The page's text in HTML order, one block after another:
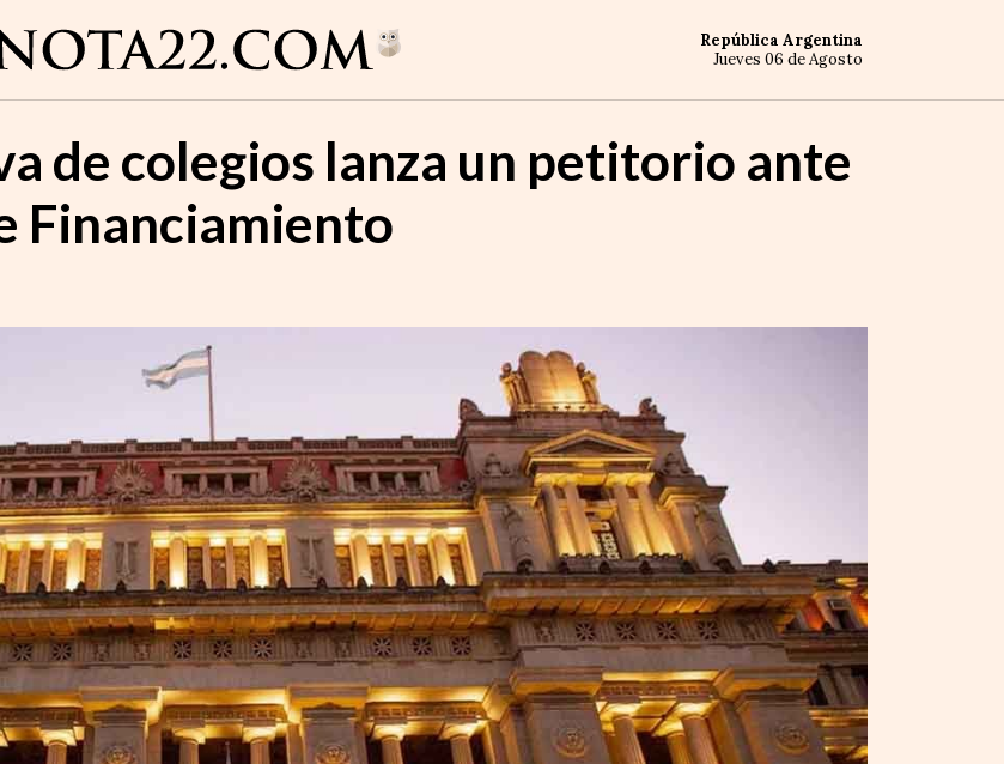
República Argentina
Jueves 06 de Agosto
de colegios lanza un petitorio ante
Financiamiento